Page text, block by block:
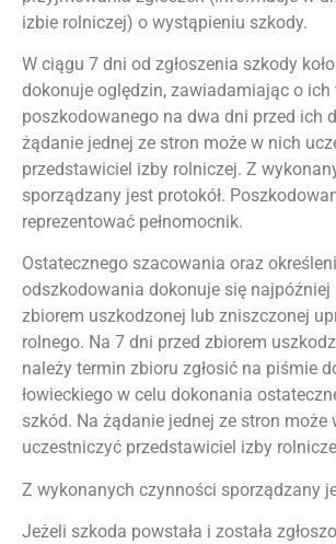
izbie rolniczej) o wystąpieniu szkody.
W ciągu 7 dni od zgłoszenia szkody
dokonuje oględzin, zawiadamiając o ich
poszkodowanego na dwa dni przed ich
żądanie jednej ze stron może w nich
przedstawiciel izby rolniczej. Z
sporządzany jest protokół.
reprezentować pełnomocnik.
Ostatecznego szacowania oraz
odszkodowania dokonuje się najpóźniej
zbiorem uszkodzonej lub zniszczonej
rolnego. Na 7 dni przed zbiorem
należy termin zbioru zgłosić na piśmie
łowieckiego w celu dokonania
szkód. Na żądanie jednej ze stron może
uczestniczyć przedstawiciel izby
Z wykonanych czynności sporządzany
Jeżeli szkoda powstała i została